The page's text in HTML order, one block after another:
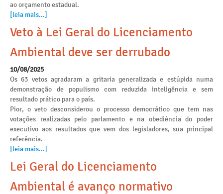
ao orçamento estadual.
[leia mais...]
Veto à Lei Geral do Licenciamento
Ambiental deve ser derrubado
10/08/2025
Os 63 vetos agradaram a gritaria generalizada e estúpida numa
demonstração de populismo com reduzida inteligência e sem
resultado prático para o país.
Pior, o veto desconsiderou o processo democrático que tem nas
votações realizadas pelo parlamento e na obediência do poder
executivo aos resultados que vem dos legisladores, sua principal
referência.
[leia mais...]
Lei Geral do Licenciamento
Ambiental é avanço normativo